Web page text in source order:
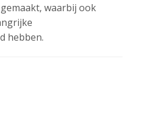
waarbij ook
hebben.